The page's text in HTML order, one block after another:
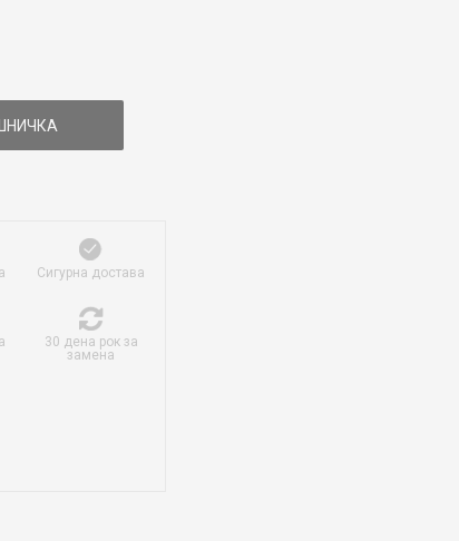
Сигурна достава
30 дена рок за
замена